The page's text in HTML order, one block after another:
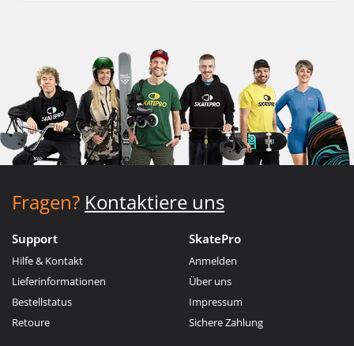
Fragen? Kontaktiere uns
Support
Hilfe & Kontakt
Lieferinformationen
Bestellstatus
Retoure
SkatePro
Anmelden
Über uns
Impressum
Sichere Zahlung